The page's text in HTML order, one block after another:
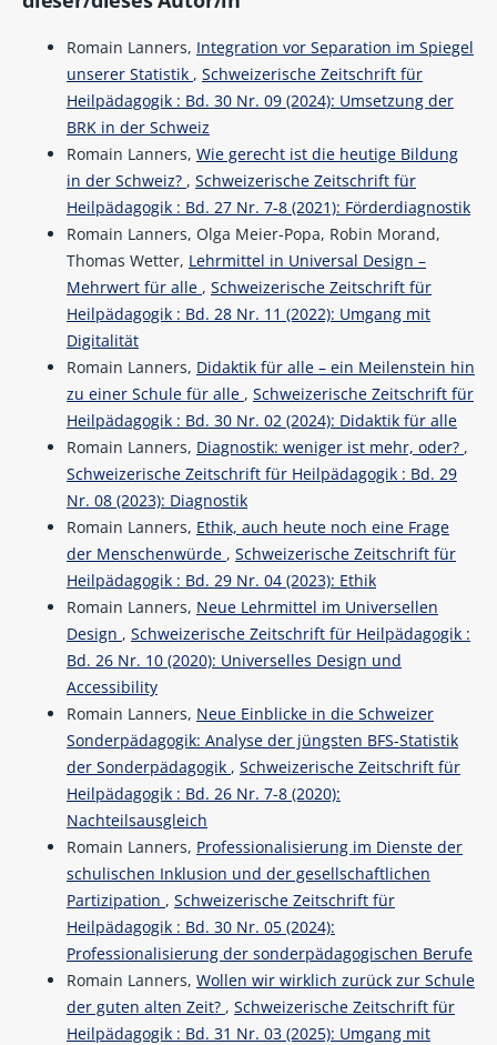
Romain Lanners, Integration vor Separation im Spiegel
unserer Statistik , Schweizerische Zeitschrift für
Heilpädagogik : Bd. 30 Nr. 09 (2024): Umsetzung der
BRK in der Schweiz
Romain Lanners, Wie gerecht ist die heutige Bildung
in der Schweiz? , Schweizerische Zeitschrift für
Heilpädagogik : Bd. 27 Nr. 7-8 (2021): Förderdiagnostik
Romain Lanners, Olga Meier-Popa, Robin Morand,
Thomas Wetter, Lehrmittel in Universal Design –
Mehrwert für alle , Schweizerische Zeitschrift für
Heilpädagogik : Bd. 28 Nr. 11 (2022): Umgang mit
Digitalität
Romain Lanners, Didaktik für alle – ein Meilenstein hin
zu einer Schule für alle , Schweizerische Zeitschrift für
Heilpädagogik : Bd. 30 Nr. 02 (2024): Didaktik für alle
Romain Lanners, Diagnostik: weniger ist mehr, oder? ,
Schweizerische Zeitschrift für Heilpädagogik : Bd. 29
Nr. 08 (2023): Diagnostik
Romain Lanners, Ethik, auch heute noch eine Frage
der Menschenwürde , Schweizerische Zeitschrift für
Heilpädagogik : Bd. 29 Nr. 04 (2023): Ethik
Romain Lanners, Neue Lehrmittel im Universellen
Design , Schweizerische Zeitschrift für Heilpädagogik :
Bd. 26 Nr. 10 (2020): Universelles Design und
Accessibility
Romain Lanners, Neue Einblicke in die Schweizer
Sonderpädagogik: Analyse der jüngsten BFS-Statistik
der Sonderpädagogik , Schweizerische Zeitschrift für
Heilpädagogik : Bd. 26 Nr. 7-8 (2020):
Nachteilsausgleich
Romain Lanners, Professionalisierung im Dienste der
schulischen Inklusion und der gesellschaftlichen
Partizipation , Schweizerische Zeitschrift für
Heilpädagogik : Bd. 30 Nr. 05 (2024):
Professionalisierung der sonderpädagogischen Berufe
Romain Lanners, Wollen wir wirklich zurück zur Schule
der guten alten Zeit? , Schweizerische Zeitschrift für
Heilpädagogik : Bd. 31 Nr. 03 (2025): Umgang mit